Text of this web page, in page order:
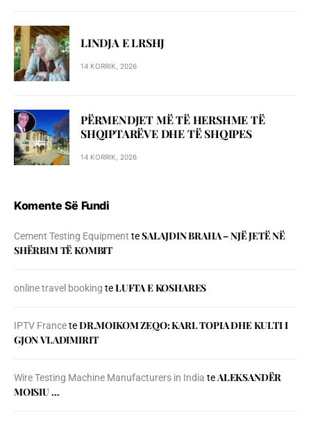
LINDJA E LRSHJ
14 KORRIK, 2026
PËRMENDJET MË TË HERSHME TË
SHQIPTARËVE DHE TË SHQIPES
14 KORRIK, 2026
Komente Së Fundi
Cement Testing Equipment teSALAJDIN BRAHA – NJЁ JETЁ NЁ
SHЁRBIM TЁ KOMBIT
online travel booking teLUFTA E KOSHARES
IPTV FranceteDR.MOIKOM ZEQO: KARL TOPIA DHE KULTI I
GJON VLADIMIRIT
Wire Testing Machine Manufacturers in India teALEKSANDËR
MOISIU …